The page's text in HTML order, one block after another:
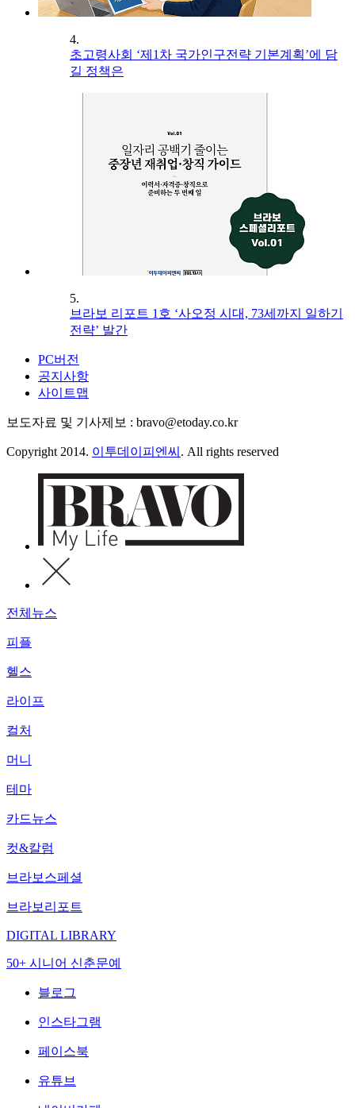
4.
초고령사회 ‘제1차 국가인구전략 기본계획’에 담
길 정책은
5.
브라보 리포트 1호 ‘사오정 시대, 73세까지 일하기
전략’ 발간
PC버전
공지사항
사이트맵
보도자료 및 기사제보 : bravo@etoday.co.kr
Copyright 2014. 이투데이피엔씨 . All rights reserved
전체뉴스
피플
헬스
라이프
컬처
머니
테마
카드뉴스
컷&칼럼
브라보스페셜
브라보리포트
DIGITAL LIBRARY
50+ 시니어 신춘문예
블로그
인스타그램
페이스북
유튜브